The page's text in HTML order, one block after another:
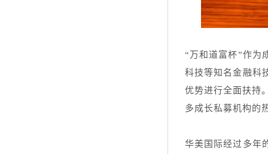
“万和道富杯”作为
科技等知名金融科
优势进行全面扶持
多成长私募机构的
华美国际经过多年